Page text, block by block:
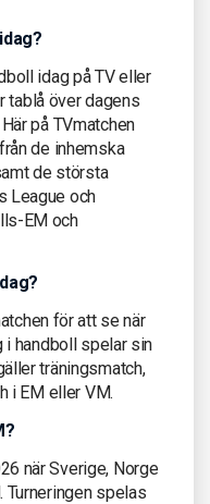
idag på TV eller
tablå över dagens
på TVmatchen
de inhemska
de största
League och
EM och
för att se när
i handboll spelar sin
träningsmatch,
i EM eller VM.
när Sverige, Norge
Turneringen spelas